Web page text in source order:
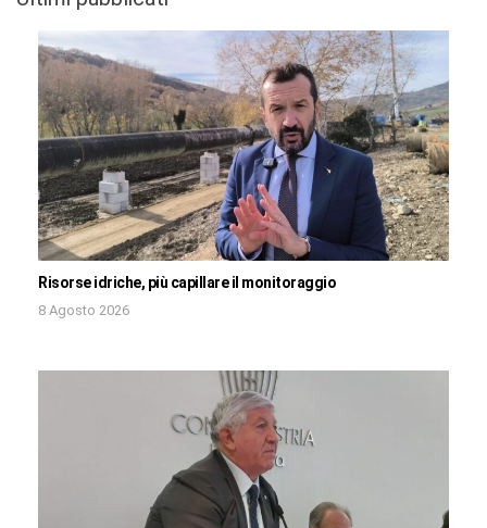
Risorse idriche, più capillare il monitoraggio
8 Agosto 2026